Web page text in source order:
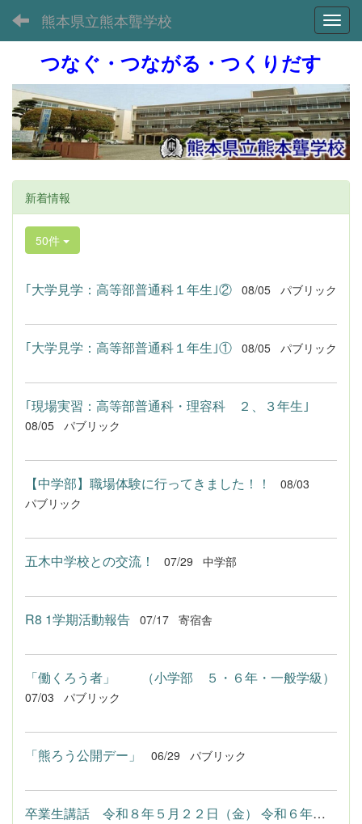
熊本県立熊本聾学校
つなぐ・つながる・つくりだす
新着情報
50件
｢大学見学：高等部普通科１年生｣② 08/05 パブリック
｢大学見学：高等部普通科１年生｣① 08/05 パブリック
｢現場実習：高等部普通科・理容科 ２、３年生｣
08/05 パブリック
【中学部】職場体験に行ってきました！！
08/03
パブリック
五木中学校との交流！ 07/29 中学部
R8 1学期活動報告 07/17 寄宿舎
「働くろう者」 （小学部 ５・６年・一般学級）
07/03 パブリック
「熊ろう公開デー」 06/29 パブリック
卒業生講話 令和８年５月２２日（金） 令和６年３月卒業 西橋一...